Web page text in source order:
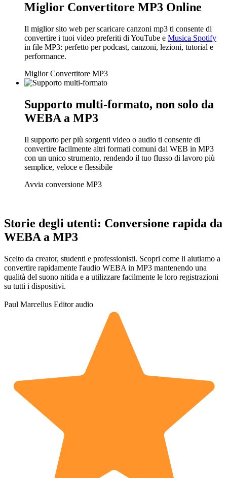
Miglior Convertitore MP3 Online
Il miglior sito web per scaricare canzoni mp3 ti consente di
convertire i tuoi video preferiti di YouTube e Musica Spotify
in file MP3: perfetto per podcast, canzoni, lezioni, tutorial e
performance.
Miglior Convertitore MP3
Supporto multi-formato, non solo da
WEBA a MP3
Il supporto per più sorgenti video o audio ti consente di
convertire facilmente altri formati comuni dal WEB in MP3
con un unico strumento, rendendo il tuo flusso di lavoro più
semplice, veloce e flessibile
Avvia conversione MP3
Storie degli utenti: Conversione rapida da
WEBA a MP3
Scelto da creator, studenti e professionisti. Scopri come li aiutiamo a
convertire rapidamente l'audio WEBA in MP3 mantenendo una
qualità del suono nitida e a utilizzare facilmente le loro registrazioni
su tutti i dispositivi.
Paul Marcellus Editor audio